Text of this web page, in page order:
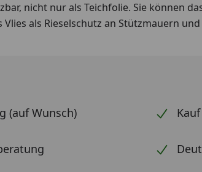
nicht nur als Teichfolie. Sie können
als Rieselschutz an Stützmauern
(auf Wunsch)